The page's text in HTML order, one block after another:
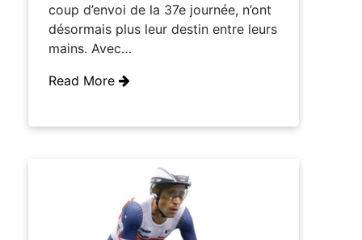
coup d’envoi de la 37e journée, n’ont
désormais plus leur destin entre leurs
mains. Avec…
Read More